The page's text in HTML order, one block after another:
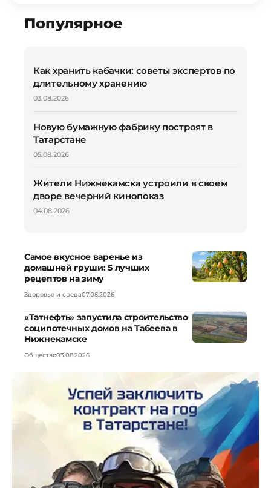
Популярное
Как хранить кабачки: советы экспертов по
длительному хранению
03.08.2026
Новую бумажную фабрику построят в
Татарстане
05.08.2026
Жители Нижнекамска устроили в своем
дворе вечерний кинопоказ
04.08.2026
Самое вкусное варенье из
домашней груши: 5 лучших
рецептов на зиму
Здоровье и среда07.08.2026
«Татнефть» запустила строительство
соципотечных домов на Табеева в
Нижнекамске
Общество03.08.2026